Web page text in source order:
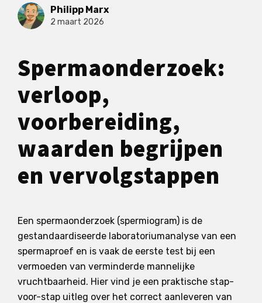
Philipp Marx
2 maart 2026
Spermaonderzoek:
verloop,
voorbereiding,
waarden begrijpen
en vervolgstappen
Een spermaonderzoek (spermiogram) is de
gestandaardiseerde laboratoriumanalyse van een
spermaproef en is vaak de eerste test bij een
vermoeden van verminderde mannelijke
vruchtbaarheid. Hier vind je een praktische stap-
voor-stap uitleg over het correct aanleveren van